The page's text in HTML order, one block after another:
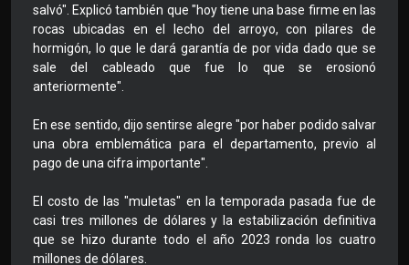
salvó". Explicó también que "hoy tiene una base firme en las
rocas ubicadas en el lecho del arroyo, con pilares de
hormigón, lo que le dará garantía de por vida dado que se
sale del cableado que fue lo que se erosionó
anteriormente".
En ese sentido, dijo sentirse alegre "por haber podido salvar
una obra emblemática para el departamento, previo al
pago de una cifra importante".
El costo de las "muletas" en la temporada pasada fue de
casi tres millones de dólares y la estabilización definitiva
que se hizo durante todo el año 2023 ronda los cuatro
millones de dólares.